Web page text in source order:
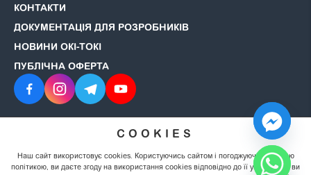
КОНТАКТИ
ДОКУМЕНТАЦІЯ ДЛЯ РОЗРОБНИКІВ
НОВИНИ ОКІ-ТОКІ
ПУБЛІЧНА ОФЕРТА
© 2008–2026 ОКІ-ТОКІ. Всі права захищені.
конфіденційності
COOKIES
Наш сайт використовує cookies. Користуючись сайтом і погоджуючись із цією
політикою, ви даєте згоду на використання cookies відповідно до її умов. Якщо ви